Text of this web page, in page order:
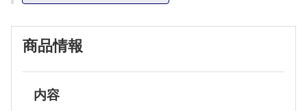
関節リウマチと骨粗鬆症 宗圓 聰
憲経 ほか
スポーツ選手における骨粗鬆症 鳥居 俊
脊髄損傷患者における骨粗鬆症 坂井宏旭 ほか
―Personal View―
商品情報
内容